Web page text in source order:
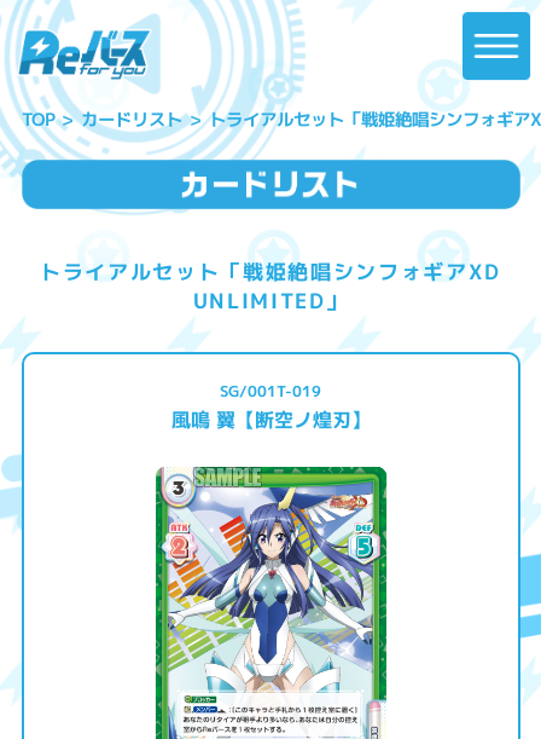
TOP カードリスト トライアルセット「戦姫絶唱シンフォギア
トライアルセット「戦姫絶唱シンフォギアXD
UNLIMITED」
SG/001T-019
風鳴 翼【断空ノ煌刃】